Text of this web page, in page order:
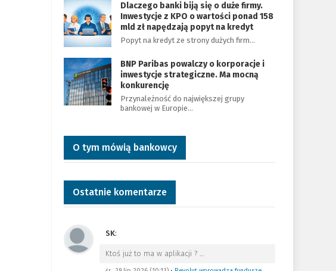
Dlaczego banki biją się o duże firmy.
Inwestycje z KPO o wartości ponad 158
mld zł napędzają popyt na kredyt
Popyt na kredyt ze strony dużych firm…
BNP Paribas powalczy o korporacje i
inwestycje strategiczne. Ma mocną
konkurencję
Przynależność do największej grupy
bankowej w Europie…
O tym mówią bankowcy
Ostatnie komentarze
SK:
Ktoś już to ma w aplikacji ? …